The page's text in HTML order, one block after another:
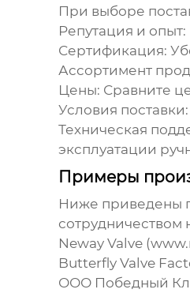
При выборе
Репутация и опыт:
Сертификация:
Ассортимент
Цены: Сравните
Условия поставки:
Техническая
эксплуатации
Примеры
Ниже приведены
сотрудничеством
Neway Valve
Butterfly Valve
ООО Победный